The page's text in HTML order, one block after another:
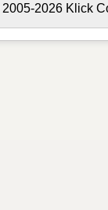
2026 Klick